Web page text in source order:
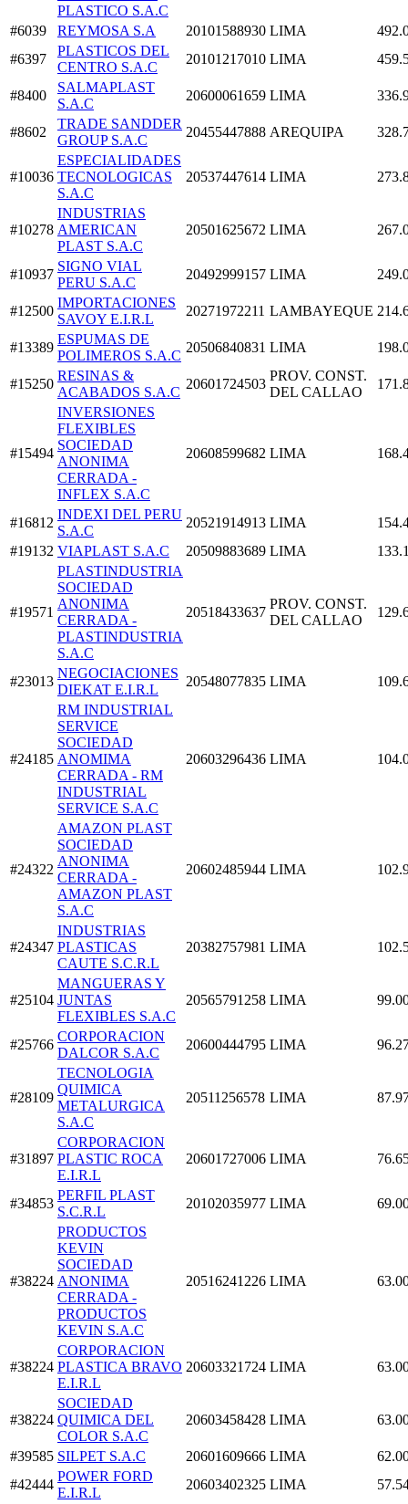
PLASTICO S.A.C
#6039 REYMOSA S.A 20101588930 LIMA
#6397
PLASTICOS DEL
CENTRO S.A.C
20101217010 LIMA
#8400
SALMAPLAST
S.A.C
20600061659 LIMA
#8602
TRADE SANDDER
GROUP S.A.C
20455447888 AREQUIPA
#10036
ESPECIALIDADES
TECNOLOGICAS
S.A.C
20537447614 LIMA
#10278
INDUSTRIAS
AMERICAN
PLAST S.A.C
20501625672 LIMA
#10937
SIGNO VIAL
PERU S.A.C
20492999157 LIMA
#12500
IMPORTACIONES
SAVOY E.I.R.L
20271972211 LAMBAYEQUE
#13389
ESPUMAS DE
POLIMEROS S.A.C
20506840831 LIMA
#15250
RESINAS &
ACABADOS S.A.C
20601724503
PROV. CONST.
DEL CALLAO
#15494
INVERSIONES
FLEXIBLES
SOCIEDAD
ANONIMA
CERRADA -
INFLEX S.A.C
20608599682 LIMA
#16812
INDEXI DEL PERU
S.A.C
20521914913 LIMA
#19132 VIAPLAST S.A.C 20509883689 LIMA
#19571
PLASTINDUSTRIA
SOCIEDAD
ANONIMA
CERRADA -
PLASTINDUSTRIA
S.A.C
20518433637
PROV. CONST.
DEL CALLAO
#23013
NEGOCIACIONES
DIEKAT E.I.R.L
20548077835 LIMA
#24185
RM INDUSTRIAL
SERVICE
SOCIEDAD
ANOMIMA
CERRADA - RM
INDUSTRIAL
SERVICE S.A.C
20603296436 LIMA
#24322
AMAZON PLAST
SOCIEDAD
ANONIMA
CERRADA -
AMAZON PLAST
S.A.C
20602485944 LIMA
#24347
INDUSTRIAS
PLASTICAS
CAUTE S.C.R.L
20382757981 LIMA
#25104
MANGUERAS Y
JUNTAS
FLEXIBLES S.A.C
20565791258 LIMA
#25766
CORPORACION
DALCOR S.A.C
20600444795 LIMA
#28109
TECNOLOGIA
QUIMICA
METALURGICA
S.A.C
20511256578 LIMA
#31897
CORPORACION
PLASTIC ROCA
E.I.R.L
20601727006 LIMA
#34853
PERFIL PLAST
S.C.R.L
20102035977 LIMA
#38224
PRODUCTOS
KEVIN
SOCIEDAD
ANONIMA
CERRADA -
PRODUCTOS
KEVIN S.A.C
20516241226 LIMA
#38224
CORPORACION
PLASTICA BRAVO
E.I.R.L
20603321724 LIMA
#38224
SOCIEDAD
QUIMICA DEL
COLOR S.A.C
20603458428 LIMA
#39585 SILPET S.A.C 20601609666 LIMA
#42444
POWER FORD
E.I.R.L
20603402325 LIMA